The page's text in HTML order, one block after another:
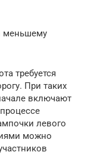
меньшему
требуется
При таких
включают
левого
можно